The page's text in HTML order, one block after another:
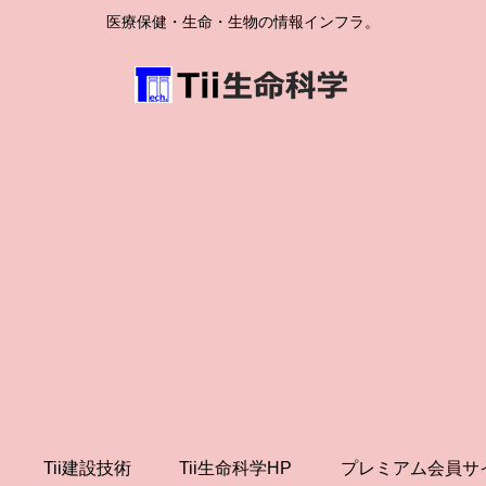
医療保健・生命・生物の情報インフラ。
Tii建設技術 Tii生命科学HP プレミアム会員サ